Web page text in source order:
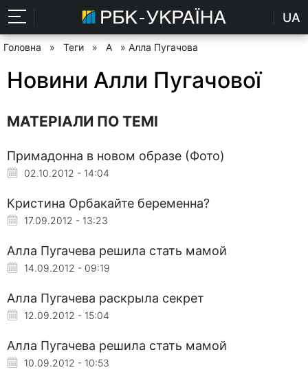
UA
Головна » Теги » А » Алла Пугачова
Новини Алли Пугачової
МАТЕРІАЛИ ПО ТЕМІ
Примадонна в новом образе (Фото)
02.10.2012 - 14:04
Кристина Орбакайте беременна?
17.09.2012 - 13:23
Алла Пугачева решила стать мамой
14.09.2012 - 09:19
Алла Пугачева раскрыла секрет
12.09.2012 - 15:04
Алла Пугачева решила стать мамой
10.09.2012 - 10:53